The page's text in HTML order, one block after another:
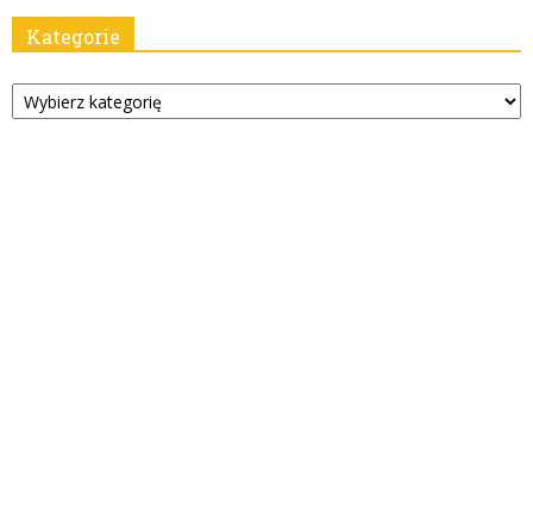
Kategorie
Kategorie